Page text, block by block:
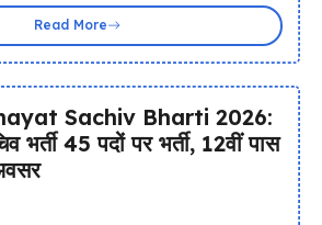
Read More
Sachiv Bharti 2026:
भर्ती 45 पदों पर भर्ती, 12वीं पास